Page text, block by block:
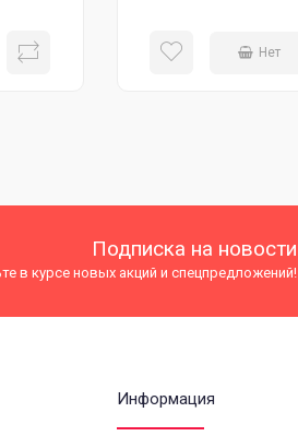
Нет
Подписка на новости
в курсе новых акций и спецпредложений!
Информация